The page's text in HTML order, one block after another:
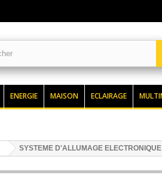
ENERGIE MAISON ECLAIRAGE
SYSTEME D'ALLUMAGE